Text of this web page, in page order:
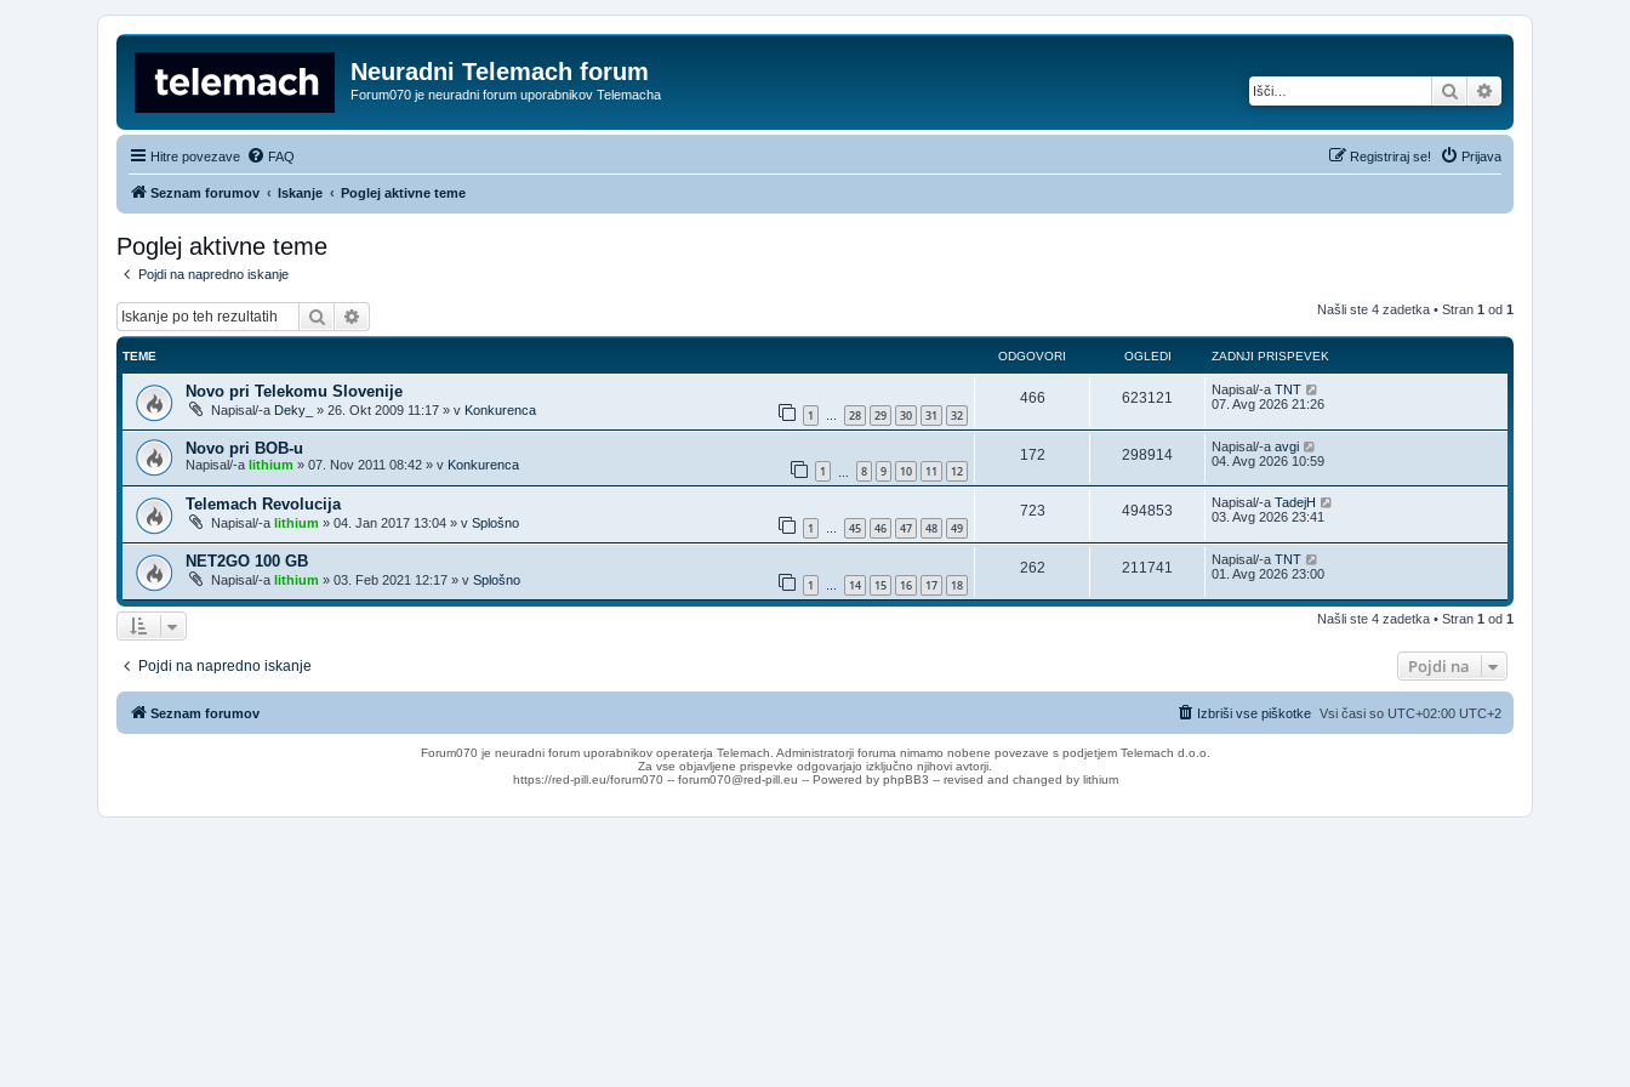
Neuradni Telemach forum
Forum070 je neuradni forum uporabnikov Telemacha Iskanje
Hitre povezave FAQ Prijava
Registriraj se!
Seznam forumov Iskanje Poglej aktivne teme
Poglej aktivne teme
Pojdi na napredno iskanje
Iskanje Našli ste 4 zadetka • Stran 1 od 1
TEME ODGOVORI OGLEDI ZADNJI PRISPEVEK
Novo pri Telekomu Slovenije
Napisal/-a Deky_ » 26. Okt 2009 11:17 » v Konkurenca 1 … 28 29 30 31 32
466 623121 Napisal/-a TNT
07. Avg 2026 21:26
Novo pri BOB-u
Napisal/-a lithium » 07. Nov 2011 08:42 » v Konkurenca 1 8 9 10 11 12
172 298914 Napisal/-a avgi
04. Avg 2026 10:59
Telemach Revolucija
Napisal/-a lithium » 04. Jan 2017 13:04 » v Splošno 1 … 45 46 47 48 49
723 494853 Napisal/-a TadejH
03. Avg 2026 23:41
NET2GO 100 GB
Napisal/-a lithium » 03. Feb 2021 12:17 » v Splošno 1 … 14 15 16 17 18
262 211741 Napisal/-a TNT
01. Avg 2026 23:00
Našli ste 4 zadetka • Stran 1 od 1
Pojdi na napredno iskanje Pojdi na
Seznam forumov Vsi časi so UTC+02:00 UTC+2
Izbriši vse piškotke
Forum070 je neuradni forum uporabnikov operaterja Telemach. Administratorji foruma nimamo nobene povezave s podjetjem Telemach d.o.o.
Za vse objavljene prispevke odgovarjajo izključno njihovi avtorji.
https://red-pill.eu/forum070 -- forum070@red-pill.eu -- Powered by phpBB3 -- revised and changed by lithium